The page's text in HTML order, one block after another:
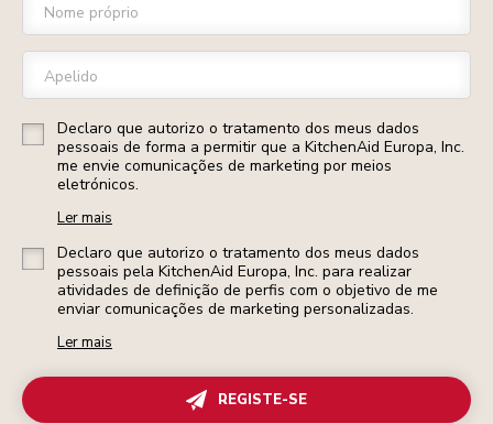
Nome próprio
Apelido
Declaro que autorizo o tratamento dos meus dados
pessoais de forma a permitir que a KitchenAid Europa, Inc.
me envie comunicações de marketing por meios
eletrónicos.
Ler mais
Declaro que autorizo o tratamento dos meus dados
pessoais pela KitchenAid Europa, Inc. para realizar
atividades de definição de perfis com o objetivo de me
enviar comunicações de marketing personalizadas.
Ler mais
REGISTE-SE